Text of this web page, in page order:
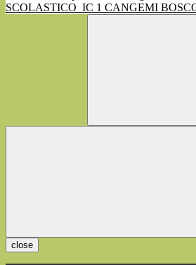
SCOLASTICO IC 1 CANGEMI
close